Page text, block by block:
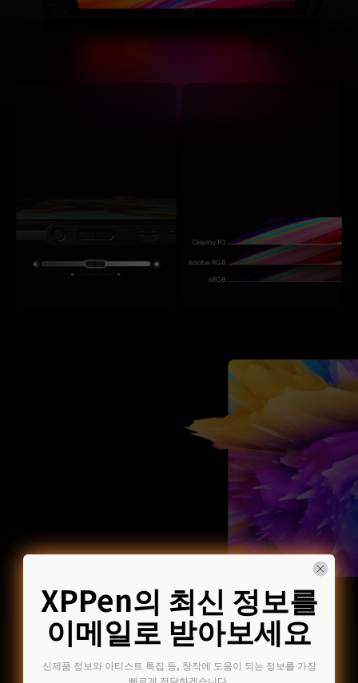
XPPen의 최신 정보를
이메일로 받아보세요
신제품 정보와 아티스트 특집 등, 창작에 도움이 되는 정보를 가장
빠르게 전달하겠습니다.